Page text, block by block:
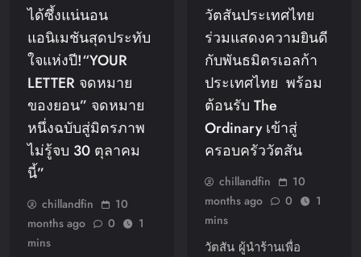
ได้ซึ้งแน่นอน
แอนิเมชันสุดประทับ
ใจแห่งปี!“YOUR
LETTER จดหมาย
ของยอน” จดหมาย
หนึ่งฉบับสู่มิตรภาพ
ไม่รู้จบ 30 ตุลาคม
นี้”
chillandfin
10
months ago
0
1
mins
วัตสันประเทศไทย
ร่วมแสดงความยินดี
กับพันธมิตรเอลก้า
ประเทศไทย พร้อม
ต้อนรับ The
Ordinary เข้าสู่
ครอบครัววัตสัน
chillandfin
10
months ago
0
1
mins
วัตสัน ผู้นำร้านเพื่อ